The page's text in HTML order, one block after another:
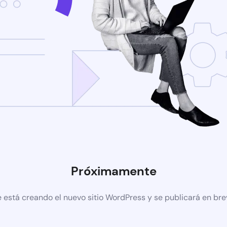
Próximamente
está creando el nuevo sitio WordPress y se publicará en